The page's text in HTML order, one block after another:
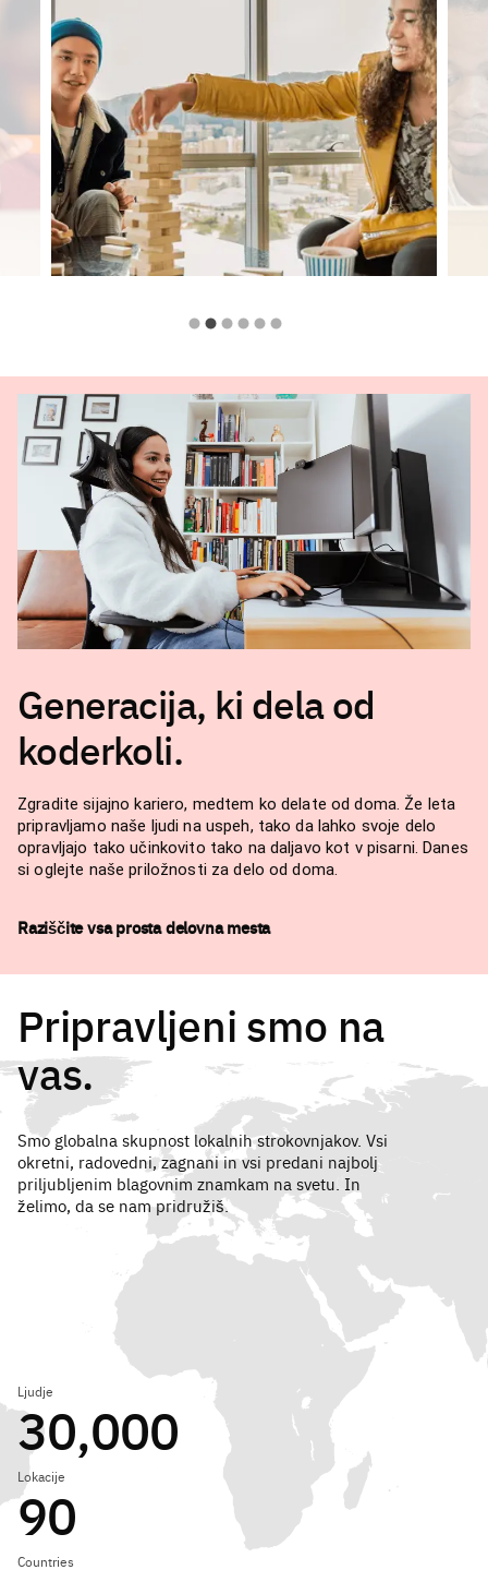
Generacija, ki dela od
koderkoli.
Zgradite sijajno kariero, medtem ko delate od doma. Že leta
pripravljamo naše ljudi na uspeh, tako da lahko svoje delo
opravljajo tako učinkovito tako na daljavo kot v pisarni. Danes
si oglejte naše priložnosti za delo od doma.
Raziščite vsa prosta delovna mesta
Pripravljeni smo na
vas.
Smo globalna skupnost lokalnih strokovnjakov. Vsi
okretni, radovedni, zagnani in vsi predani najbolj
priljubljenim blagovnim znamkam na svetu. In
želimo, da se nam pridružiš.
Ljudje
30,000
Lokacije
90
Countries